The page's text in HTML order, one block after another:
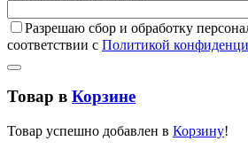
Разрешаю сбор и обработку
соответствии с Политикой
Товар в Корзине
Товар успешно добавлен в Корзину!